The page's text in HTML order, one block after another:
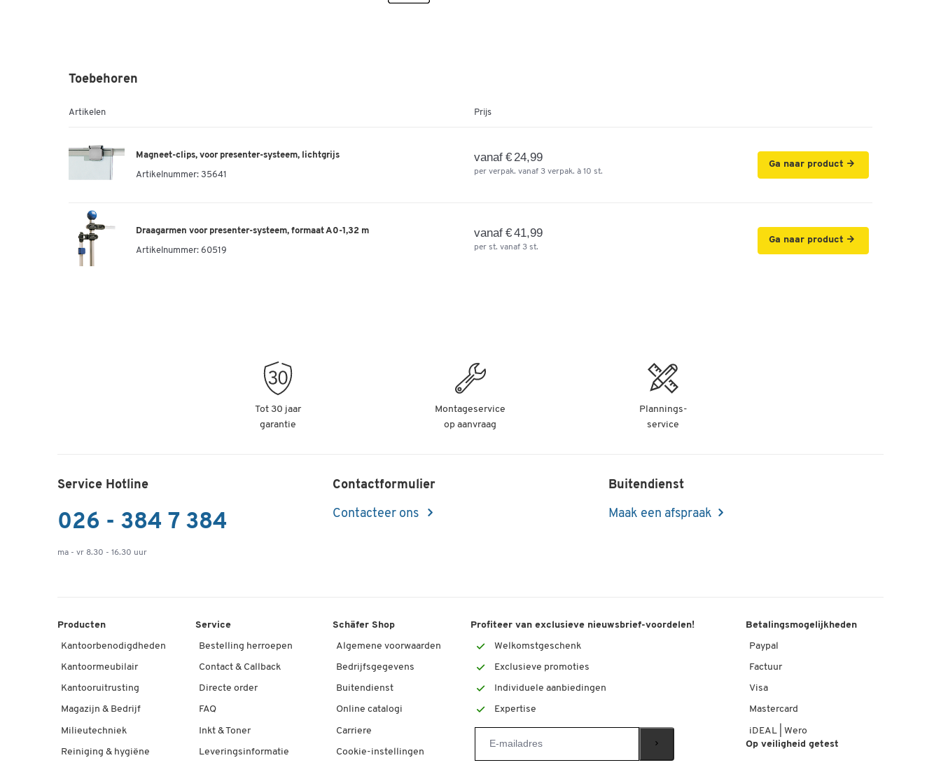
Toebehoren
Artikelen Prijs
Magneet-clips, voor presenter-systeem, lichtgrijs
Artikelnummer: 35641
vanaf € 24,99
per verpak. vanaf 3 verpak. à 10 st.
Ga naar product
Draagarmen voor presenter-systeem, formaat A0-1,32 m
Artikelnummer: 60519
vanaf € 41,99
per st. vanaf 3 st.
Ga naar product
Tot 30 jaar
garantie
Montageservice
op aanvraag
Plannings-
service
Service Hotline
026 - 384 7 384
ma - vr 8.30 - 16.30 uur
Contactformulier
Contacteer ons
Buitendienst
Maak een afspraak
Producten
Kantoorbenodigdheden
Kantoormeubilair
Kantooruitrusting
Magazijn & Bedrijf
Milieutechniek
Reiniging & hygiëne
Service
Bestelling herroepen
Contact & Callback
Directe order
FAQ
Inkt & Toner
Leveringsinformatie
Schäfer Shop
Algemene voorwaarden
Bedrijfsgegevens
Buitendienst
Online catalogi
Carriere
Cookie-instellingen
Profiteer van exclusieve nieuwsbrief-voordelen!
Welkomstgeschenk
Exclusieve promoties
Individuele aanbiedingen
Expertise
Betalingsmogelijkheden
Paypal
Factuur
Visa
Mastercard
iDEAL | Wero
Op veiligheid getest